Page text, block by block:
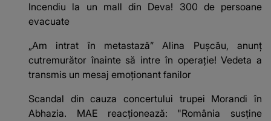
Incendiu la un mall din Deva! 300 de persoane
evacuate
„Am intrat în metastază” Alina Pușcău, anunț
cutremurător înainte să intre în operație! Vedeta a
transmis un mesaj emoționant fanilor
Scandal din cauza concertului trupei Morandi în
Abhazia. MAE reacționează: "România susține